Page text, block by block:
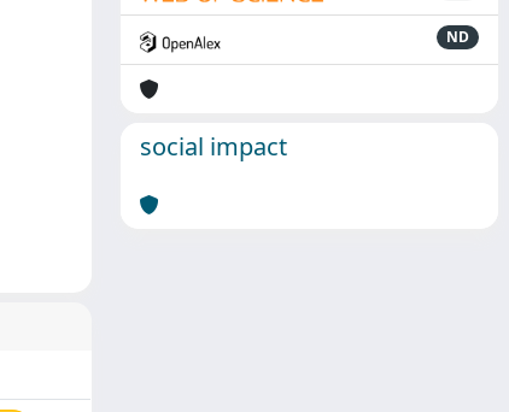
ND
social impact